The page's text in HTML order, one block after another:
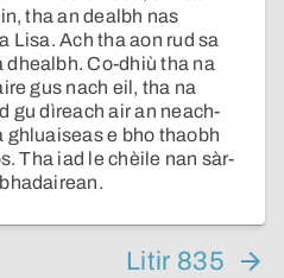
tha an dealbh nas
Lisa. Ach tha aon rud sa
dhealbh. Co-dhiù tha na
gus nach eil, tha na
gu dìreach air an neach-
ghluaiseas e bho thaobh
Tha iad le chèile nan sàr-
Litir 835